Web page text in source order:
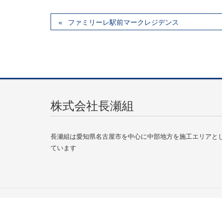
ファミリーレ駅前マークレジデンス
株式会社長瀬組
長瀬組は愛知県名古屋市を中心に中部地方を施工エリアと
ています